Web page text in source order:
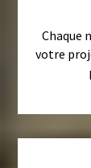
Chaque
votre